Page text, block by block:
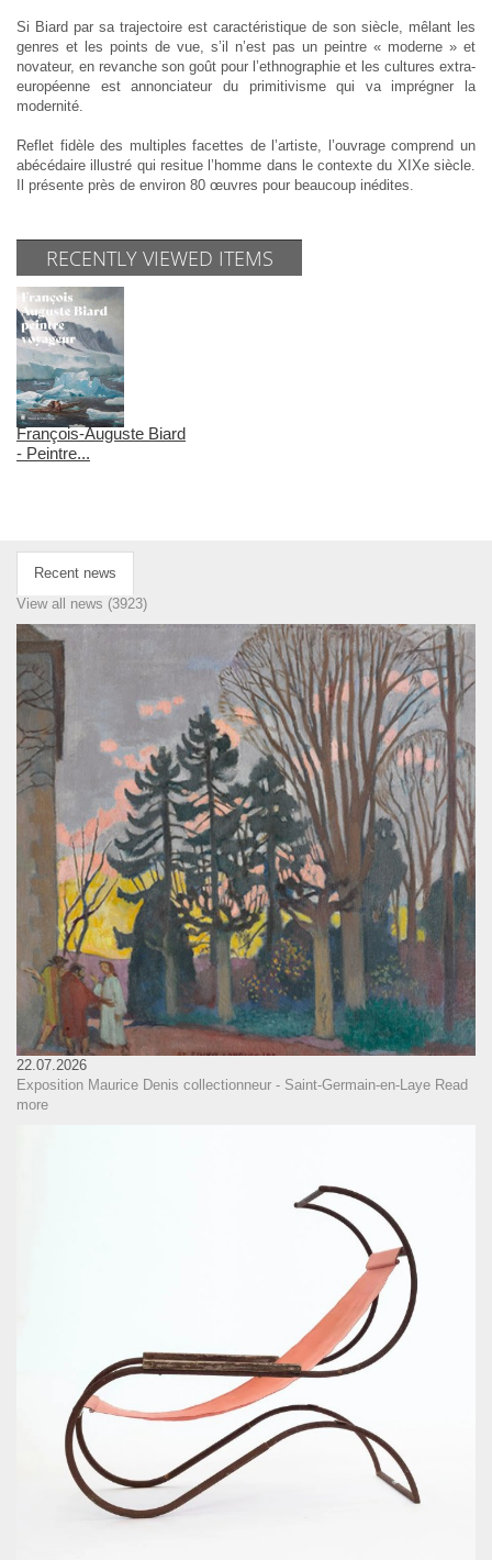
Si Biard par sa trajectoire est caractéristique de son siècle, mêlant les
genres et les points de vue, s’il n’est pas un peintre « moderne » et
novateur, en revanche son goût pour l’ethnographie et les cultures extra-
européenne est annonciateur du primitivisme qui va imprégner la
modernité.
Reflet fidèle des multiples facettes de l’artiste, l’ouvrage comprend un
abécédaire illustré qui resitue l’homme dans le contexte du XIXe siècle.
Il présente près de environ 80 œuvres pour beaucoup inédites.
RECENTLY VIEWED ITEMS
François-Auguste Biard
- Peintre...
Recent news
View all news (3923)
22.07.2026
Exposition Maurice Denis collectionneur - Saint-Germain-en-Laye Read
more